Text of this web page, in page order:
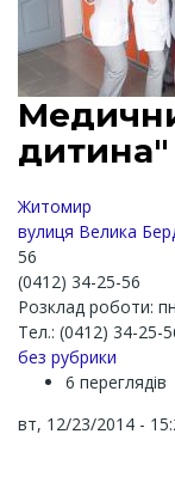
дитина"
Житомир
вулиця Велика
56
(0412) 34-25-56
Розклад роботи:
Тел.: (0412) 34-25-
без рубрики
6 переглядів
вт, 12/23/2014 -